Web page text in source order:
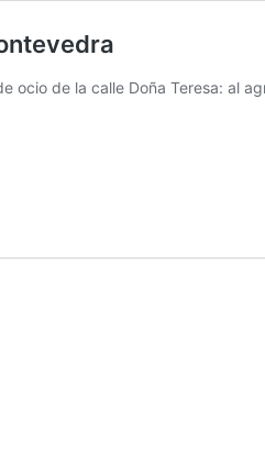
de la calle Doña Teresa: al